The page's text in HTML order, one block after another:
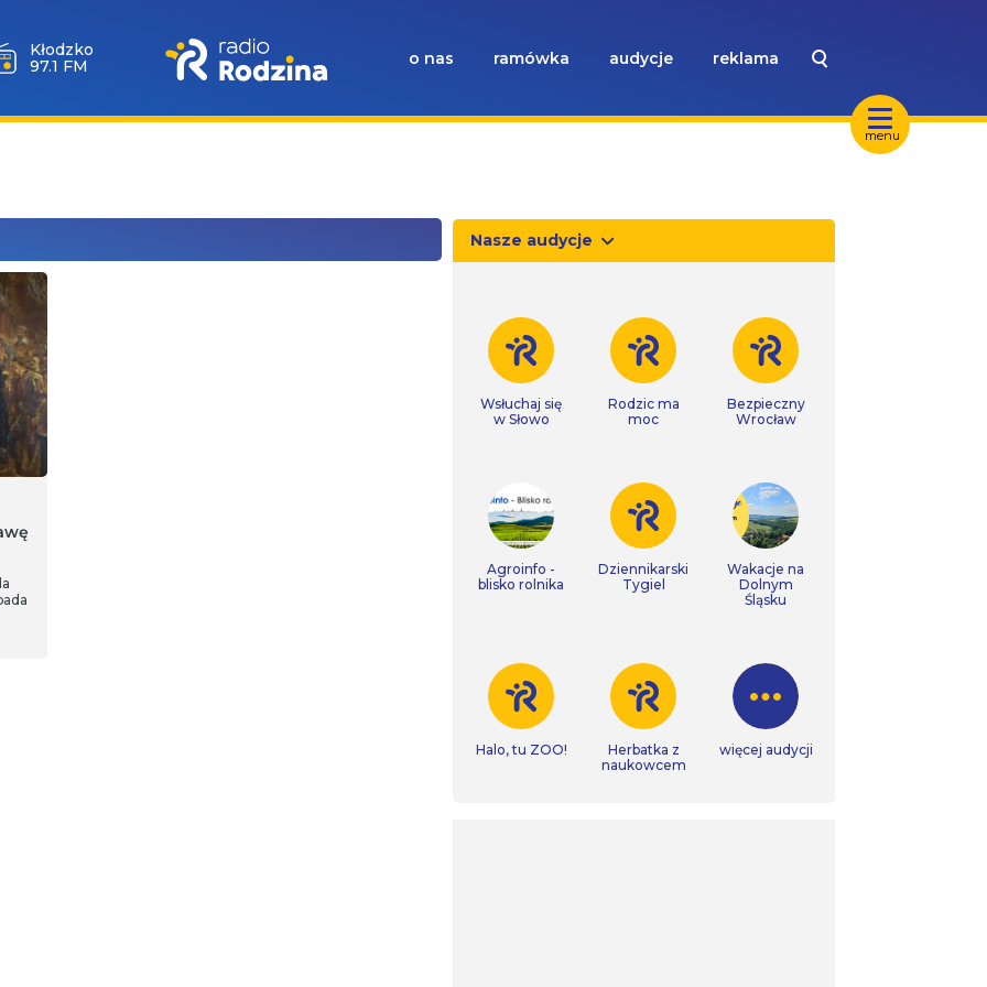
menu
Wołów
99.6 FM
o nas ramówka audycje reklama
Nasze audycje
Wsłuchaj się
w Słowo
Rodzic ma
moc
Bezpieczny
Wrocław
Agroinfo -
blisko rolnika
Dziennikarski
Tygiel
Wakacje na
Dolnym
Śląsku
Halo, tu ZOO!
Herbatka z
naukowcem
więcej audycji